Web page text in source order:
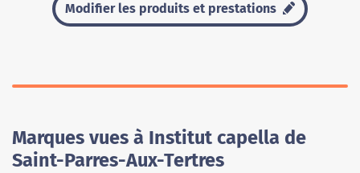
Modifier les produits et prestations
Marques vues à Institut capella de
Saint-Parres-Aux-Tertres